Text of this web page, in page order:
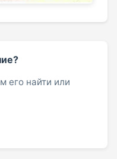
его найти или